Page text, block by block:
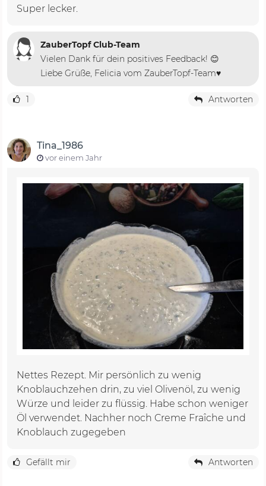
Super lecker.
ZauberTopf Club-Team
Vielen Dank für dein positives Feedback! 😊
Liebe Grüße, Felicia vom ZauberTopf-Team♥️
1 Antworten
Tina_1986
vor einem Jahr
Nettes Rezept. Mir persönlich zu wenig
Knoblauchzehen drin, zu viel Olivenöl, zu wenig
Würze und leider zu flüssig. Habe schon weniger
Öl verwendet. Nachher noch Creme Fraîche und
Knoblauch zugegeben
Gefällt mir Antworten